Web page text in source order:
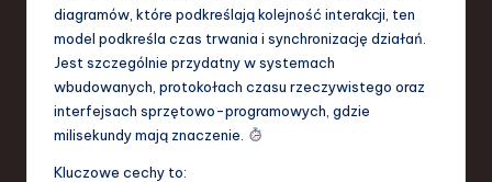
d
diagramów, które podkreślają kolejność interakcji, ten
model podkreśla czas trwania i synchronizację działań.
Jest szczególnie przydatny w systemach
wbudowanych, protokołach czasu rzeczywistego oraz
interfejsach sprzętowo-programowych, gdzie
milisekundy mają znaczenie.
Kluczowe cechy to: